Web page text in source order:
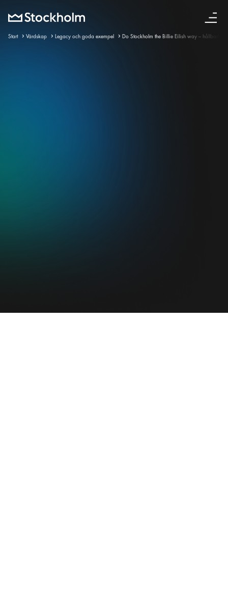
Start Värdskap Legacy och goda exempel Do Stockholm the Billie Eilish way – hållbarhet